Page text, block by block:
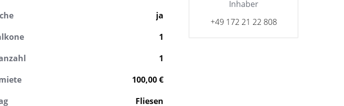
ja
1
1
100,00€
Fliesen
Inhaber
+49 172 21 22 808